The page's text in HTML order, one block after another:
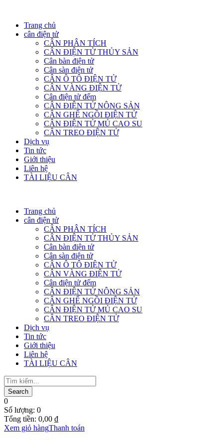
Trang chủ
cân điện tử
CÂN PHÂN TÍCH
CÂN ĐIỆN TỬ THỦY SẢN
Cân bàn điện tử
Cân sàn điện tử
CÂN Ô TÔ ĐIỆN TỬ
CÂN VÀNG ĐIỆN TỬ
Cân điện tử đếm
CÂN ĐIỆN TỬ NÔNG SẢN
CÂN GHẾ NGỒI ĐIỆN TỬ
CÂN ĐIỆN TỬ MỦ CAO SU
CÂN TREO ĐIỆN TỬ
Dịch vụ
Tin tức
Giới thiệu
Liên hệ
TÀI LIỆU CÂN
Trang chủ
cân điện tử
CÂN PHÂN TÍCH
CÂN ĐIỆN TỬ THỦY SẢN
Cân bàn điện tử
Cân sàn điện tử
CÂN Ô TÔ ĐIỆN TỬ
CÂN VÀNG ĐIỆN TỬ
Cân điện tử đếm
CÂN ĐIỆN TỬ NÔNG SẢN
CÂN GHẾ NGỒI ĐIỆN TỬ
CÂN ĐIỆN TỬ MỦ CAO SU
CÂN TREO ĐIỆN TỬ
Dịch vụ
Tin tức
Giới thiệu
Liên hệ
TÀI LIỆU CÂN
0
Số lượng: 0
Tổng tiền: 0,00 ₫
Xem giỏ hàngThanh toán